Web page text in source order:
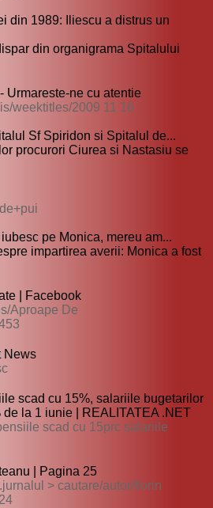
din 1989: Iliescu a distrus un
din organigrama Spitalului
Urmareste-ne cu atentie
weektitles/2009 11 16
Sf Spiridon si Spitalul de...
procurori Ciurea si Nastasiu se
pe Monica, mereu am...
impartirea averii: Monica a fost
| Facebook
Aproape De
News
scad cu 15%, salariile bugetarilor
la 1 iunie | REALITATEA .NET
scad cu 15prc salariile
| Pagina 25
> cautare/autor/florin